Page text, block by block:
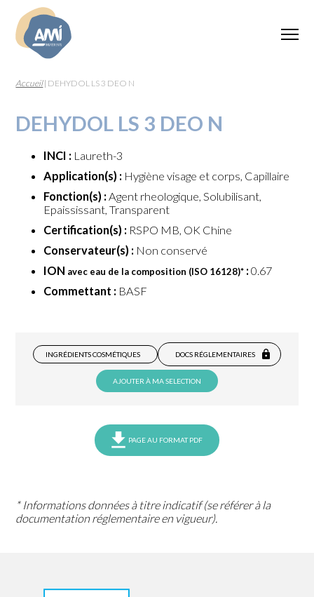
Accueil| DEHYDOL LS 3 DEO N
DEHYDOL LS 3 DEO N
INCI : Laureth-3
Application(s) : Hygiène visage et corps, Capillaire
Fonction(s) : Agent rheologique, Solubilisant,
Epaississant, Transparent
Certification(s) : RSPO MB, OK Chine
Conservateur(s) : Non conservé
ION avec eau de la composition (ISO 16128)* : 0.67
Commettant : BASF
INGRÉDIENTS COSMÉTIQUES DOCS RÉGLEMENTAIRES
AJOUTER À MA SELECTION
PAGE AU FORMAT PDF
* Informations données à titre indicatif (se référer à la
documentation réglementaire en vigueur).